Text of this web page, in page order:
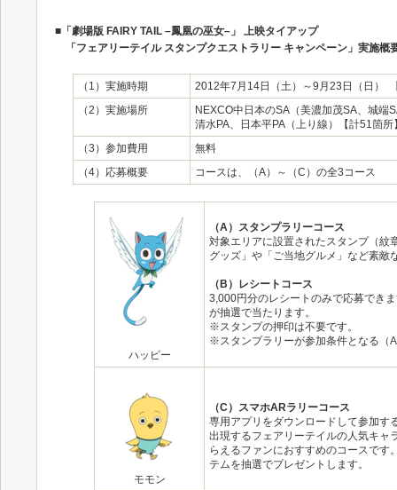
■「劇場版 FAIRY TAIL –鳳凰の巫女– 」 上映タイアップ
「フェアリーテイル スタンプクエストラリー キャンペーン」実施概
（1）実施時期
2012年7月14日（土）～9月23日（日）
（2）実施場所
NEXCO中日本のSA（美濃加茂SA、城端
清水PA、日本平PA（上り線）【計51箇所
（3）参加費用
無料
（4）応募概要
コースは、（A）～（C）の全3コース
ハッピー
（A）スタンプラリーコース
対象エリアに設置されたスタンプ（紋
グッズ」や「ご当地グルメ」など素敵
（B）レシートコース
3,000円分のレシートのみで応募でき
が抽選で当たります。
※スタンプの押印は不要です。
※スタンプラリーが参加条件となる（
モモン
（C）スマホARラリーコース
専用アプリをダウンロードして参加す
出現するフェアリーテイルの人気キャ
らえるファンにおすすめのコースで
テムを抽選でプレゼントします。